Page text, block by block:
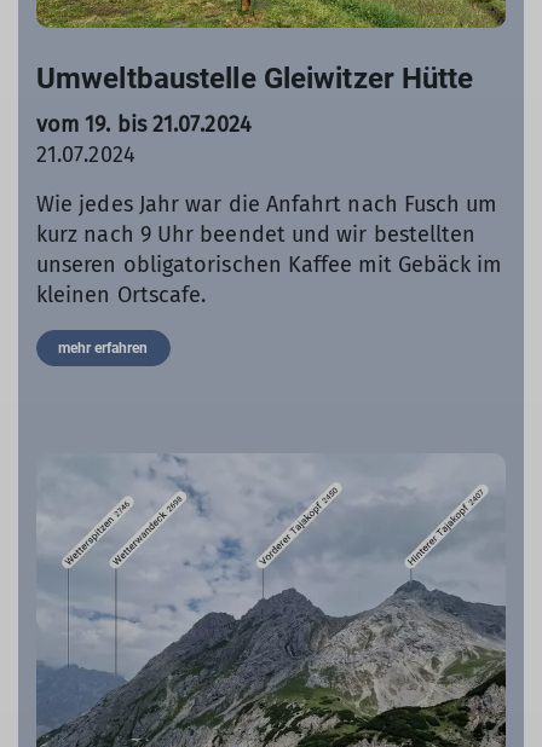
Umweltbaustelle Gleiwitzer Hütte
vom 19. bis 21.07.2024
21.07.2024
Wie jedes Jahr war die Anfahrt nach Fusch um
kurz nach 9 Uhr beendet und wir bestellten
unseren obligatorischen Kaffee mit Gebäck im
kleinen Ortscafe.
mehr erfahren